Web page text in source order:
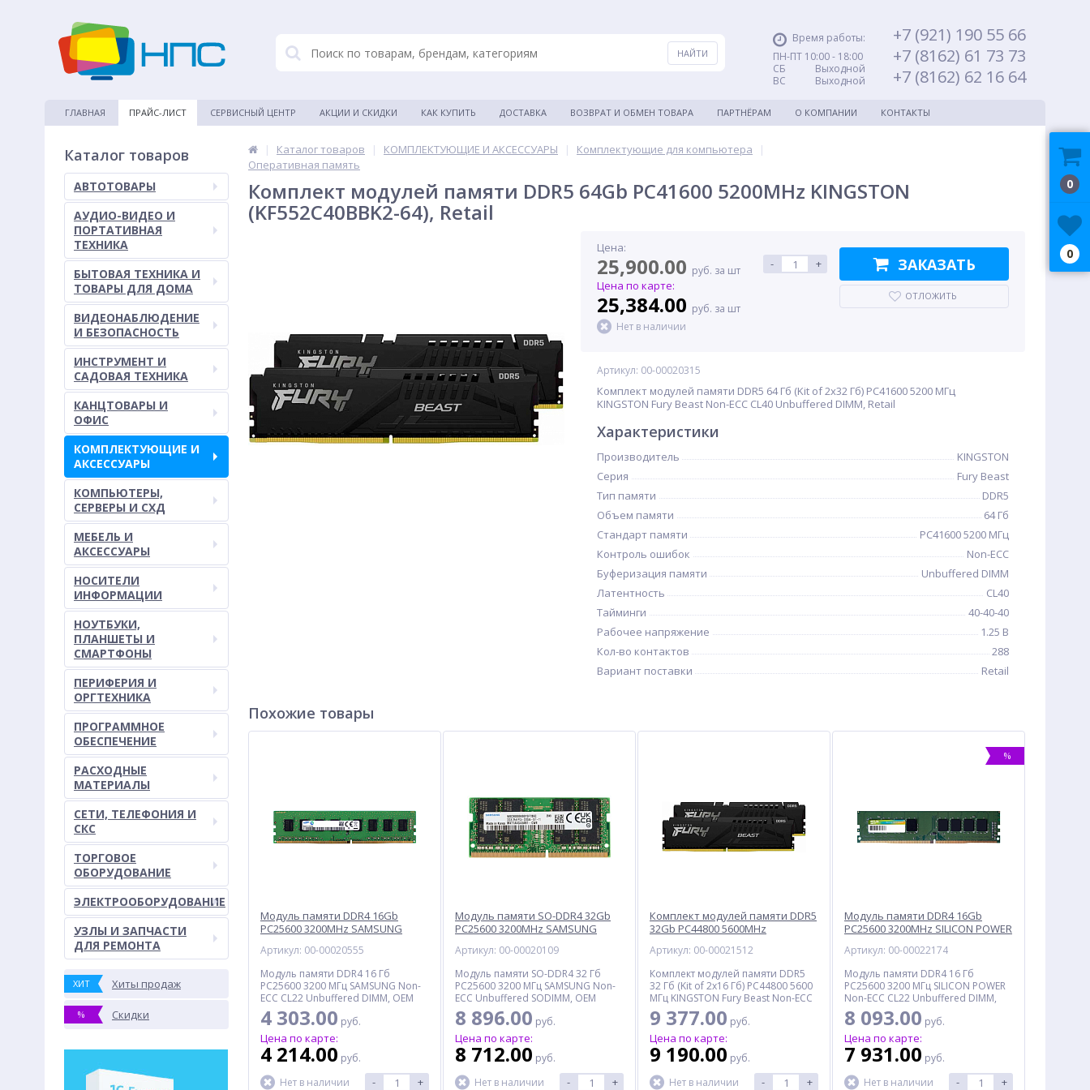
Время работы:
ПН-ПТ 10:00 - 18:00
СБ Выходной
ВС Выходной
+7 (921) 190 55 66
+7 (8162) 61 73 73
+7 (8162) 62 16 64
ГЛАВНАЯ ПРАЙС-ЛИСТ СЕРВИСНЫЙ ЦЕНТР АКЦИИ И СКИДКИ КАК КУПИТЬ ДОСТАВКА ВОЗВРАТ И ОБМЕН ТОВАРА ПАРТНЁРАМ О КОМПАНИИ КОНТАКТЫ
Каталог товаров
АВТОТОВАРЫ
АУДИО-ВИДЕО И
ПОРТАТИВНАЯ
ТЕХНИКА
БЫТОВАЯ ТЕХНИКА И
ТОВАРЫ ДЛЯ ДОМА
ВИДЕОНАБЛЮДЕНИЕ
И БЕЗОПАСНОСТЬ
ИНСТРУМЕНТ И
САДОВАЯ ТЕХНИКА
КАНЦТОВАРЫ И
ОФИС
КОМПЛЕКТУЮЩИЕ И
АКСЕССУАРЫ
КОМПЬЮТЕРЫ,
СЕРВЕРЫ И СХД
МЕБЕЛЬ И
АКСЕССУАРЫ
НОСИТЕЛИ
ИНФОРМАЦИИ
НОУТБУКИ,
ПЛАНШЕТЫ И
СМАРТФОНЫ
ПЕРИФЕРИЯ И
ОРГТЕХНИКА
ПРОГРАММНОЕ
ОБЕСПЕЧЕНИЕ
РАСХОДНЫЕ
МАТЕРИАЛЫ
СЕТИ, ТЕЛЕФОНИЯ И
СКС
ТОРГОВОЕ
ОБОРУДОВАНИЕ
ЭЛЕКТРООБОРУДОВАНИЕ
УЗЛЫ И ЗАПЧАСТИ
ДЛЯ РЕМОНТА
ХИТ Хиты продаж
% Скидки
| Каталог товаров | КОМПЛЕКТУЮЩИЕ И АКСЕССУАРЫ | Комплектующие для компьютера
|
Оперативная память
Комплект модулей памяти DDR5 64Gb PC41600 5200MHz KINGSTON
(KF552C40BBK2-64), Retail
Цена:
25,900.00 руб. за шт
Цена по карте:
25,384.00 руб. за шт
Нет в наличии
- + ЗАКАЗАТЬ
ОТЛОЖИТЬ
Артикул: 00-00020315
Комплект модулей памяти DDR5 64 Гб (Kit of 2x32 Гб) PC41600 5200 МГц
KINGSTON Fury Beast Non-ECC CL40 Unbuffered DIMM, Retail
Характеристики
Производитель
KINGSTON
Серия
Fury Beast
Тип памяти
DDR5
Объем памяти
64 Гб
Стандарт памяти
PC41600 5200 МГц
Контроль ошибок
Non-ECC
Буферизация памяти
Unbuffered DIMM
Латентность
CL40
Тайминги
40-40-40
Рабочее напряжение
1.25 В
Кол-во контактов
288
Вариант поставки
Retail
Похожие товары
Модуль памяти DDR4 16Gb
PC25600 3200MHz SAMSUNG
Артикул: 00-00020555
Модуль памяти DDR4 16 Гб
PC25600 3200 МГц SAMSUNG Non-
ECC CL22 Unbuffered DIMM, OEM
4 303.00 руб.
Цена по карте:
4 214.00 руб.
Нет в наличии
- +
Модуль памяти SO-DDR4 32Gb
PC25600 3200MHz SAMSUNG
Артикул: 00-00020109
Модуль памяти SO-DDR4 32 Гб
PC25600 3200 МГц SAMSUNG Non-
ECC Unbuffered SODIMM, OEM
8 896.00 руб.
Цена по карте:
8 712.00 руб.
Нет в наличии
- +
Комплект модулей памяти DDR5
32Gb PC44800 5600MHz
Retail
Артикул: 00-00021512
Комплект модулей памяти DDR5
32 Гб (Kit of 2x16 Гб) PC44800 5600
МГц KINGSTON Fury Beast Non-ECC
CL36 Unbuffered DIMM, Retail
9 377.00 руб.
Цена по карте:
9 190.00 руб.
Нет в наличии
- +
%
Модуль памяти DDR4 16Gb
PC25600 3200MHz SILICON POWER
Артикул: 00-00022174
Модуль памяти DDR4 16 Гб
PC25600 3200 МГц SILICON POWER
Non-ECC CL22 Unbuffered DIMM,
Retail
8 093.00 руб.
Цена по карте:
7 931.00 руб.
Нет в наличии
- +
0
0